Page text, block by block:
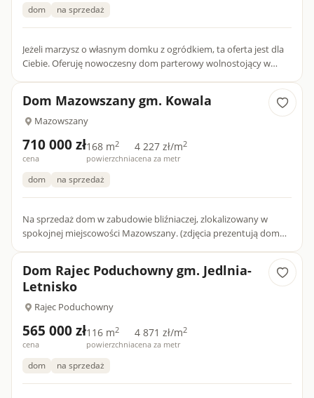
dom na sprzedaż
Jeżeli marzysz o własnym domku z ogródkiem, ta oferta jest dla
Ciebie. Oferuję nowoczesny dom parterowy wolnostojący w
Dom Mazowszany gm. Kowala
Mazowszany
710 000 zł
cena
168 m2
powierzchnia
4 227 zł/m2
cena za metr
dom na sprzedaż
Na sprzedaż dom w zabudowie bliźniaczej, zlokalizowany w
spokojnej miejscowości Mazowszany. (zdjęcia prezentują dom
Dom Rajec Poduchowny gm. Jedlnia-
Letnisko
Rajec Poduchowny
565 000 zł
cena
116 m2
powierzchnia
4 871 zł/m2
cena za metr
dom na sprzedaż